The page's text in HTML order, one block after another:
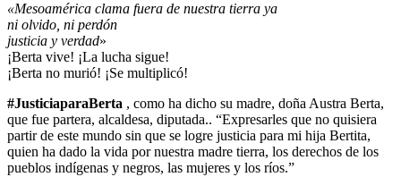
«Mesoamérica clama fuera de nuestra tierra ya
ni olvido, ni perdón
justicia y verdad»
¡Berta vive! ¡La lucha sigue!
¡Berta no murió! ¡Se multiplicó!
#JusticiaparaBerta , como ha dicho su madre, doña Austra Berta,
que fue partera, alcaldesa, diputada.. “Expresarles que no quisiera
partir de este mundo sin que se logre justicia para mi hija Bertita,
quien ha dado la vida por nuestra madre tierra, los derechos de los
pueblos indígenas y negros, las mujeres y los ríos.”